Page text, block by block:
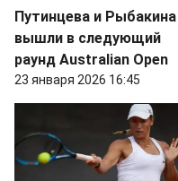
Путинцева и Рыбакина
вышли в следующий
раунд Australian Open
23 января 2026 16:45